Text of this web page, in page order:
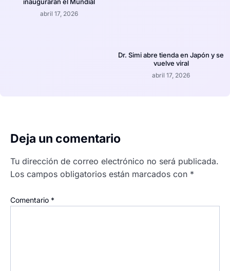
abril 17, 2026
Dr. Simi abre tienda en Japón y se
vuelve viral
abril 17, 2026
Deja un comentario
Tu dirección de correo electrónico no será publicada.
Los campos obligatorios están marcados con *
Comentario *